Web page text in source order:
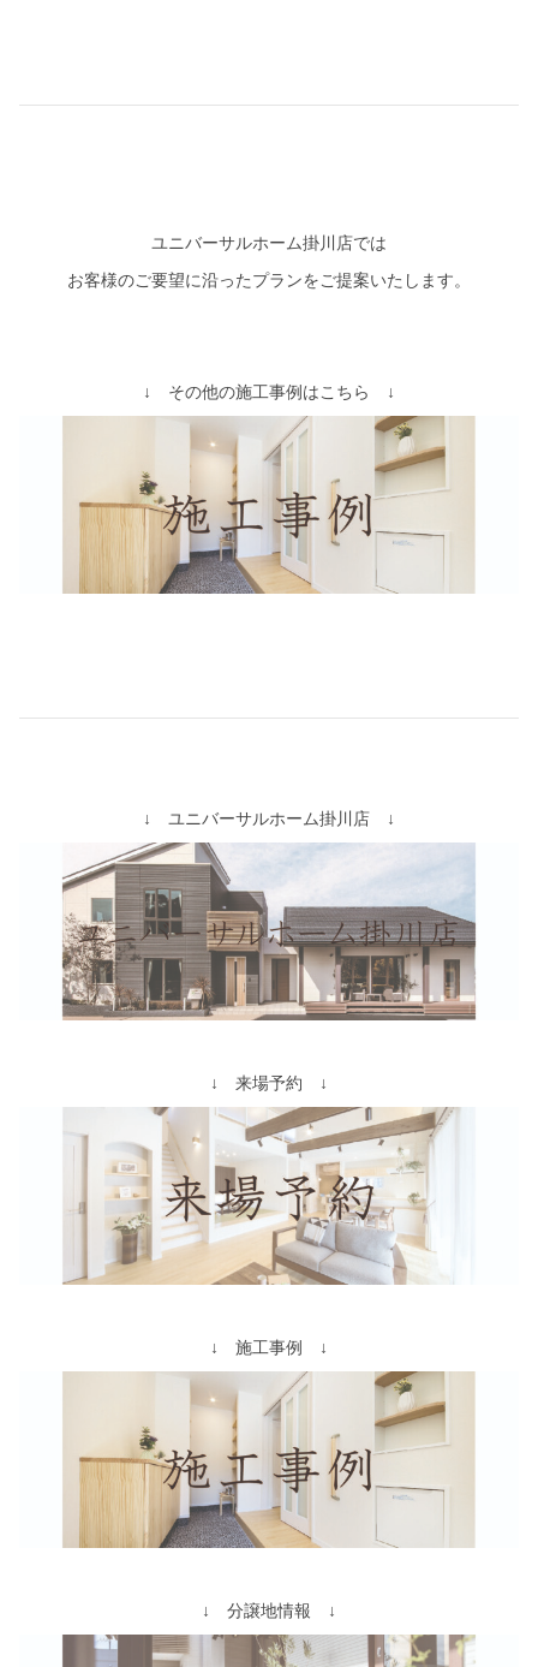
ユニバーサルホーム掛川店では
お客様のご要望に沿ったプランをご提案いたします。
↓ その他の施工事例はこちら ↓
↓ ユニバーサルホーム掛川店 ↓
↓ 来場予約 ↓
↓ 施工事例 ↓
↓ 分譲地情報 ↓